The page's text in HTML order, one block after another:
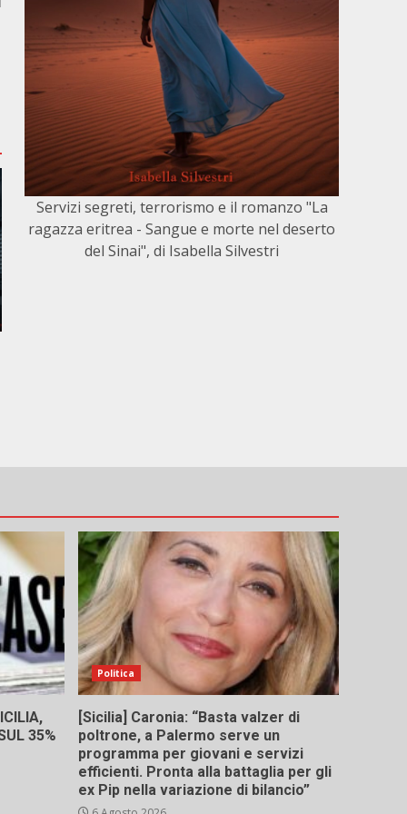
Servizi segreti, terrorismo e il romanzo "La
ragazza eritrea - Sangue e morte nel deserto
del Sinai", di Isabella Silvestri
35%
Politica
[Sicilia] Caronia: “Basta valzer di
poltrone, a Palermo serve un
programma per giovani e servizi
efficienti. Pronta alla battaglia per gli
ex Pip nella variazione di bilancio”